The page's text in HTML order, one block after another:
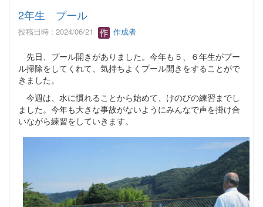
2年生 プール
投稿日時 : 2024/06/21 作成者
先日、プール開きがありました。今年も５、６年生がプー
ル掃除をしてくれて、気持ちよくプール開きをすることがで
きました。
今週は、水に慣れることから始めて、けのびの練習までし
ました。今年も大きな事故がないようにみんなで声を掛け合
いながら練習をしていきます。